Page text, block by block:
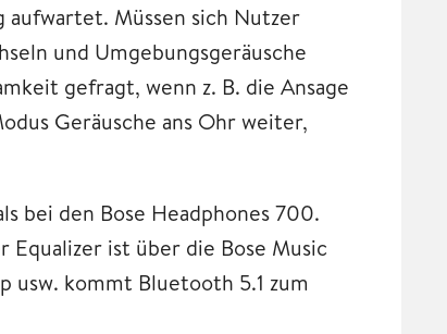
Müssen sich Nutzer
und Umgebungsgeräusche
gefragt, wenn z. B. die Ansage
Geräusche ans Ohr weiter,
bei den Bose Headphones 700.
Equalizer ist über die Bose Music
usw. kommt Bluetooth 5.1 zum